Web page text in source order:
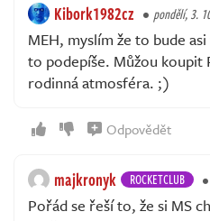
Kibork1982cz pondělí, 3.
MEH, myslím že to bude
to podepíše. Můžou koupit
rodinná atmosféra. ;)
Odpovědět
majkronyk ROCKETCLUB
Pořád se řeší to, že si MS